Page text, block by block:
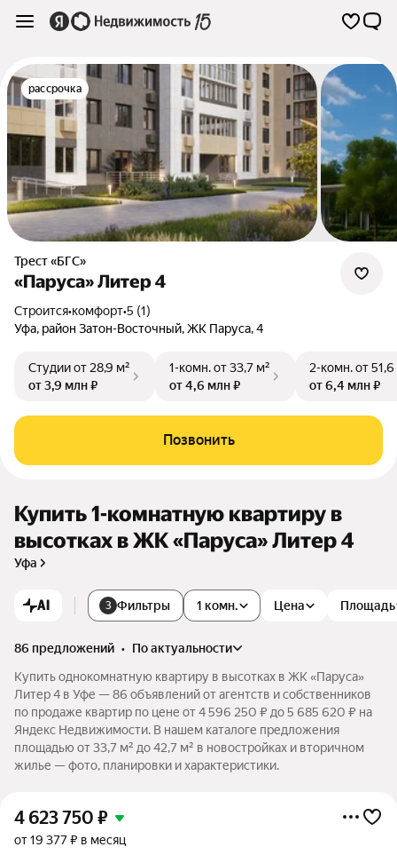
рассрочка
Трест «БГС»
«Паруса» Литер 4
Строится•комфорт•5 (1)
Уфа, район Затон-Восточный,ЖК Паруса,4
Студииот 28,9 м²
от 3,9 млн ₽
1-комн.от 33,7 м²
от 4,6 млн ₽
2-комн.от
от 6,4 млн ₽
Позвонить
Купить 1-комнатную квартиру в
высотках в ЖК «Паруса» Литер 4
Уфа
AI 3 Фильтры 1 комн. Цена Площадь
86 предложений •
по актуальности
Купить однокомнатную квартиру в высотках в ЖК «Паруса»
Литер 4 в Уфе — 86 объявлений от агентств и собственников
по продаже квартир по цене от 4 596 250 ₽ до 5 685 620 ₽ на
Яндекс Недвижимости. В нашем каталоге предложения
площадью от 33,7 м² до 42,7 м² в новостройках и вторичном
жилье — фото, планировки и характеристики.
4 623 750 ₽
от 19 377 ₽ в месяц